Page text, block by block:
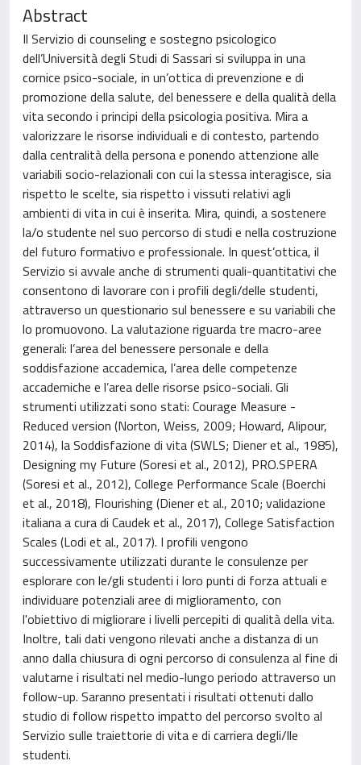
Abstract
Il Servizio di counseling e sostegno psicologico
dell’Università degli Studi di Sassari si sviluppa in una
cornice psico-sociale, in un’ottica di prevenzione e di
promozione della salute, del benessere e della qualità della
vita secondo i principi della psicologia positiva. Mira a
valorizzare le risorse individuali e di contesto, partendo
dalla centralità della persona e ponendo attenzione alle
variabili socio-relazionali con cui la stessa interagisce, sia
rispetto le scelte, sia rispetto i vissuti relativi agli
ambienti di vita in cui è inserita. Mira, quindi, a sostenere
la/o studente nel suo percorso di studi e nella costruzione
del futuro formativo e professionale. In quest’ottica, il
Servizio si avvale anche di strumenti quali-quantitativi che
consentono di lavorare con i profili degli/delle studenti,
attraverso un questionario sul benessere e su variabili che
lo promuovono. La valutazione riguarda tre macro-aree
generali: l’area del benessere personale e della
soddisfazione accademica, l’area delle competenze
accademiche e l’area delle risorse psico-sociali. Gli
strumenti utilizzati sono stati: Courage Measure -
Reduced version (Norton, Weiss, 2009; Howard, Alipour,
2014), la Soddisfazione di vita (SWLS; Diener et al., 1985),
Designing my Future (Soresi et al., 2012), PRO.SPERA
(Soresi et al., 2012), College Performance Scale (Boerchi
et al., 2018), Flourishing (Diener et al., 2010; validazione
italiana a cura di Caudek et al., 2017), College Satisfaction
Scales (Lodi et al., 2017). I profili vengono
successivamente utilizzati durante le consulenze per
esplorare con le/gli studenti i loro punti di forza attuali e
individuare potenziali aree di miglioramento, con
l'obiettivo di migliorare i livelli percepiti di qualità della vita.
Inoltre, tali dati vengono rilevati anche a distanza di un
anno dalla chiusura di ogni percorso di consulenza al fine di
valutarne i risultati nel medio-lungo periodo attraverso un
follow-up. Saranno presentati i risultati ottenuti dallo
studio di follow rispetto impatto del percorso svolto al
Servizio sulle traiettorie di vita e di carriera degli/lle
studenti.